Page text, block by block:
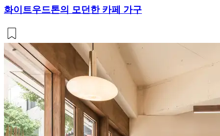
화이트우드톤의 모던한 카페 가구